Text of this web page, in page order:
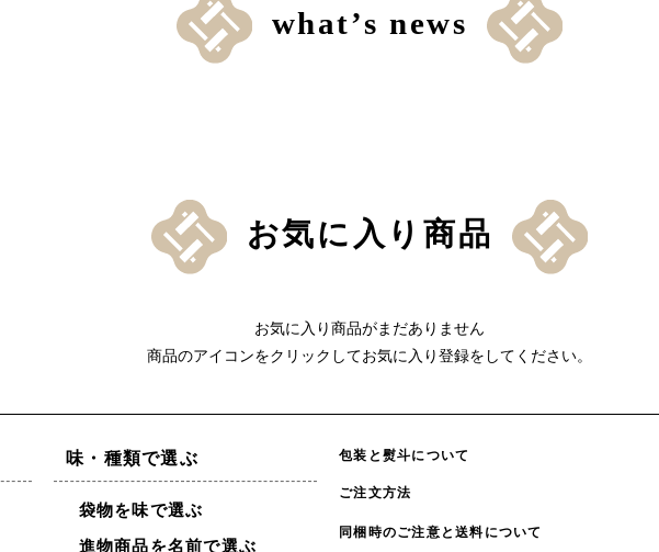
what’s news
お気に入り商品
お気に入り商品がまだありません
商品のアイコンをクリックしてお気に入り登録をしてください。
味・種類で選ぶ
袋物を味で選ぶ
進物商品を名前で選ぶ
包装と熨斗について
ご注文方法
同梱時のご注意と送料について